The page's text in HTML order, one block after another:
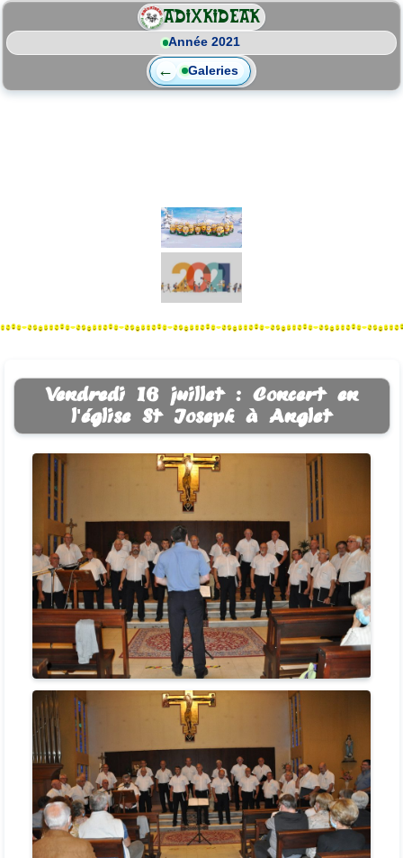
ADIXKIDEAK
Année 2021
← Galeries
Vendredi 16 juillet : Concert en
l'église St Joseph à Anglet